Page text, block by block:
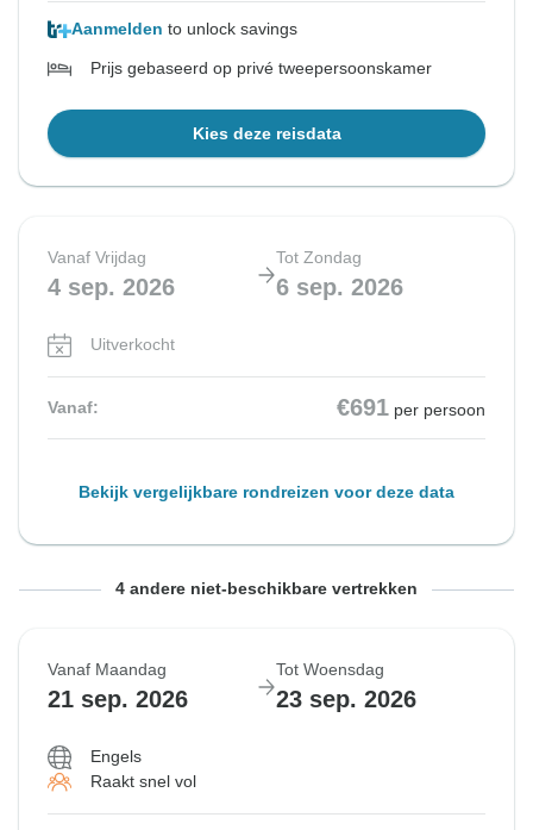
Aanmelden to unlock savings
Prijs gebaseerd op privé tweepersoonskamer
Kies deze reisdata
Vanaf Vrijdag
4 sep. 2026
Tot Zondag
6 sep. 2026
Uitverkocht
Vanaf: €691 per persoon
Bekijk vergelijkbare rondreizen voor deze data
Vanaf Maandag Tot Woensdag
Uitverkocht
Vanaf Vrijdag Tot Zondag
Uitverkocht
Vanaf Maandag Tot Woensdag
Uitverkocht
Vanaf Vrijdag Tot Zondag
Uitverkocht
4 andere niet-beschikbare vertrekken
Vanaf Maandag
21 sep. 2026
Tot Woensdag
23 sep. 2026
Engels
Raakt snel vol